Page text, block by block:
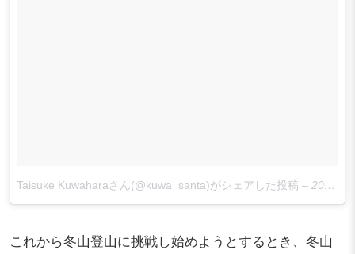
Taisuke Kuwaharaさん(@kuwa_santa)がシェアした投稿 – 2017 8月 30 4:00午前 PDT
これから冬山登山に挑戦し始めようとするとき、冬山